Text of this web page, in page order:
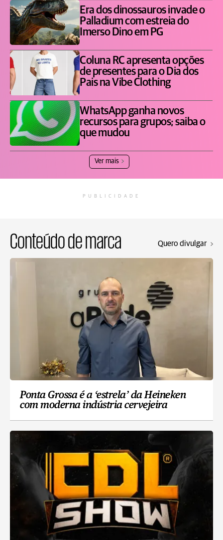
Era dos dinossauros invade o
Palladium com estreia do
Imerso Dino em PG
Coluna RC apresenta opções
de presentes para o Dia dos
Pais na Vibe Clothing
WhatsApp ganha novos
recursos para grupos; saiba o
que mudou
Ver mais
PUBLICIDADE
Conteúdo de marca Quero divulgar
Ponta Grossa é a ‘estrela’ da Heineken
com moderna indústria cervejeira